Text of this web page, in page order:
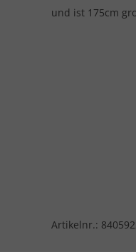
und ist 175cm
Artikelnr.: